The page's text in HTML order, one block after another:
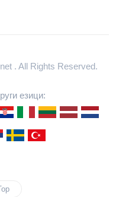
. All Rights Reserved.
езици: